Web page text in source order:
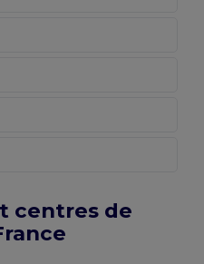
centres de